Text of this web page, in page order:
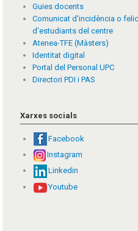
Guies docents
Comunicat d'incidència o
d'estudiants del centre
Atenea-TFE (Màsters)
Identitat digital
Portal del Personal UPC
Directori PDI i PAS
Xarxes socials
Facebook
Instagram
Linkedin
Youtube